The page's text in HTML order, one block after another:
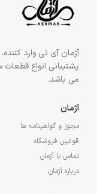
آژمان آی تی وارد
پشتیبانی انواع
می باشد.
آژمان
مجوز و گواهینامه ها
قوانین فروشگاه
تماس با آژمان
درباره آژمان